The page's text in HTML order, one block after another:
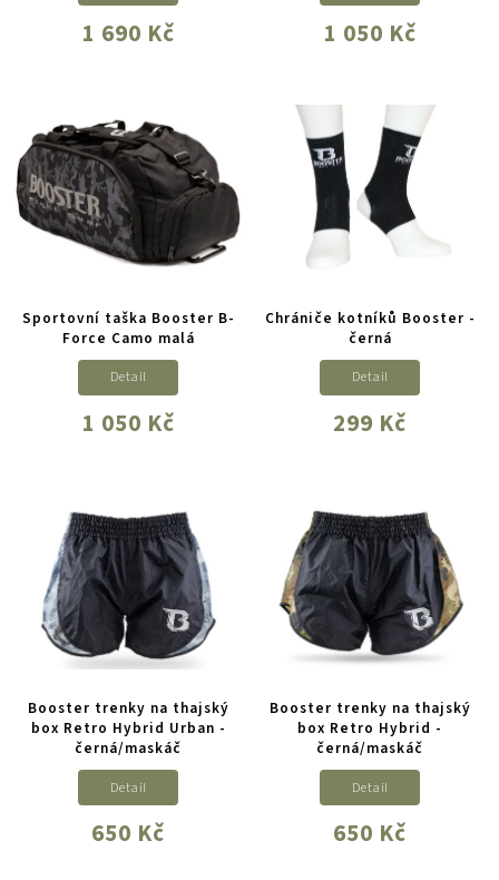
1 690 Kč 1 050 Kč
Sportovní taška Booster B-
Force Camo malá
1 050 Kč
Detail
Chrániče kotníků Booster -
černá
299 Kč
Detail
Booster trenky na thajský
box Retro Hybrid Urban -
černá/maskáč
650 Kč
Detail
Booster trenky na thajský
box Retro Hybrid -
černá/maskáč
650 Kč
Detail